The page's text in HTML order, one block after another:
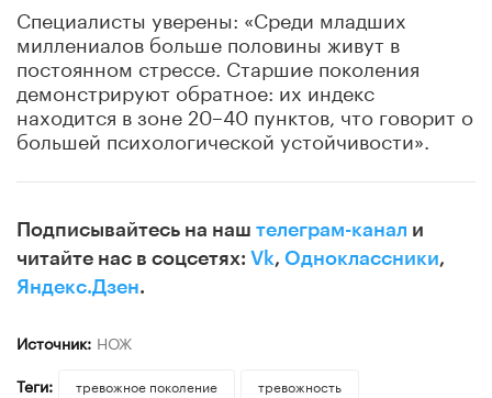
Специалисты уверены: «Среди младших
миллениалов больше половины живут в
постоянном стрессе. Старшие поколения
демонстрируют обратное: их индекс
находится в зоне 20–40 пунктов, что говорит о
большей психологической устойчивости».
Подписывайтесь на наш телеграм-канал и
читайте нас в соцсетях: Vk, Одноклассники,
Яндекс.Дзен.
Источник: НОЖ
Теги:
тревожное поколение
тревожность